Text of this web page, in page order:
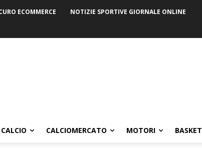
ECOMMERCE NOTIZIE SPORTIVE GIORNALE ONLINE
CALCIO CALCIOMERCATO MOTORI BASKET